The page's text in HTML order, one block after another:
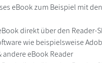
eBook zum Beispiel mit
direkt über den
wie beispielsweise
andere eBook Reader